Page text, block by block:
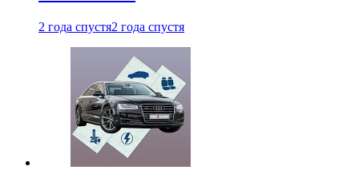
2 года спустя2 года спустя